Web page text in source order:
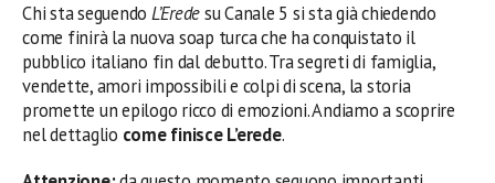
Chi sta seguendo L’Eredesu Canale 5 si sta già chiedendo
come finirà la nuova soap turca che ha conquistato il
pubblico italiano fin dal debutto. Tra segreti di famiglia,
vendette, amori impossibili e colpi di scena, la storia
promette un epilogo ricco di emozioni. Andiamo a scoprire
nel dettaglio come finisce L’erede.